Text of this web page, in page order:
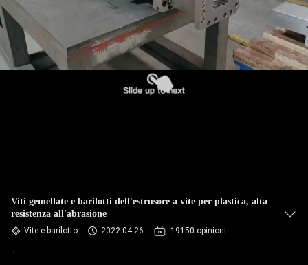
Viti gemellate e barilotti dell'estrusore a vite per plastica, alta
resistenza all'abrasione
Vite e barilotto 2022-04-26 19150 opinioni